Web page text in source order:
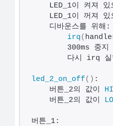
LED_1이 켜져
LED_1이 꺼져 있
디바운스를
irq(
        300ms 중지
다시 irq 실
led_2_on_off() :
    버튼_2의 값이
    버튼_2의 값이
버튼_1: